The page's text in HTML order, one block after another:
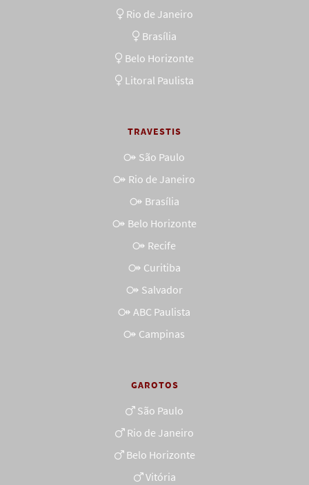
Rio de Janeiro
Brasília
Belo Horizonte
Litoral Paulista
TRAVESTIS
São Paulo
Rio de Janeiro
Brasília
Belo Horizonte
Recife
Curitiba
Salvador
ABC Paulista
Campinas
GAROTOS
São Paulo
Rio de Janeiro
Belo Horizonte
Vitória